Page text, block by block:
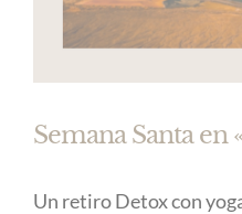
Semana Santa en
Un retiro Detox con